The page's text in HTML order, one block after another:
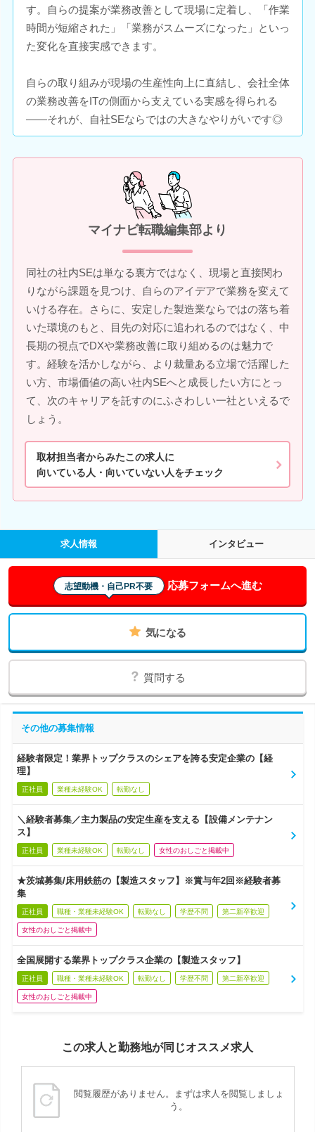
す。自らの提案が業務改善として現場に定着し、「作業
時間が短縮された」「業務がスムーズになった」といっ
た変化を直接実感できます。
自らの取り組みが現場の生産性向上に直結し、会社全体
の業務改善をITの側面から支えている実感を得られる
――それが、自社SEならではの大きなやりがいです◎
マイナビ転職編集部より
同社の社内SEは単なる裏方ではなく、現場と直接関わ
りながら課題を見つけ、自らのアイデアで業務を変えて
いける存在。さらに、安定した製造業ならではの落ち着
いた環境のもと、目先の対応に追われるのではなく、中
長期の視点でDXや業務改善に取り組めるのは魅力で
す。経験を活かしながら、より裁量ある立場で活躍した
い方、市場価値の高い社内SEへと成長したい方にとっ
て、次のキャリアを託すのにふさわしい一社といえるで
しょう。
取材担当者からみたこの求人に
向いている人・向いていない人をチェック
求人情報 インタビュー
志望動機・自己PR不要 応募フォームへ進む
気になる
質問する
その他の募集情報
経験者限定！業界トップクラスのシェアを誇る安定企業の【経
理】
正社員 業種未経験OK 転勤なし
＼経験者募集／主力製品の安定生産を支える【設備メンテナン
ス】
正社員 業種未経験OK 転勤なし 女性のおしごと掲載中
★茨城募集/床用鉄筋の【製造スタッフ】※賞与年2回※経験者募
集
正社員 職種・業種未経験OK 転勤なし 学歴不問 第二新卒歓迎
女性のおしごと掲載中
全国展開する業界トップクラス企業の【製造スタッフ】
正社員 職種・業種未経験OK 転勤なし 学歴不問 第二新卒歓迎
女性のおしごと掲載中
この求人と勤務地が同じオススメ求人
閲覧履歴がありません。まずは求人を閲覧しましょ
う。